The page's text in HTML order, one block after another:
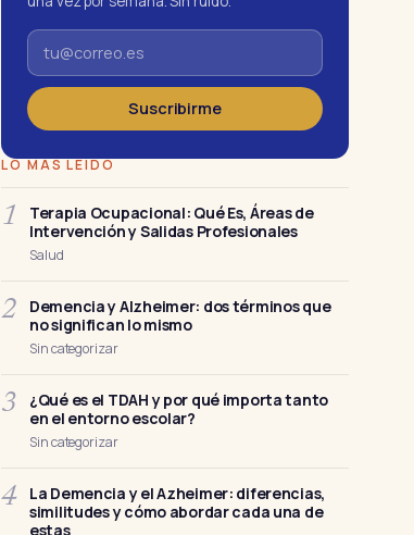
Suscribirme
LO MÁS LEÍDO
1
Terapia Ocupacional: Qué Es, Áreas de
Intervención y Salidas Profesionales
Salud
2
Demencia y Alzheimer: dos términos que
no significan lo mismo
Sin categorizar
3
¿Qué es el TDAH y por qué importa tanto
en el entorno escolar?
Sin categorizar
4
La Demencia y el Azheimer: diferencias,
similitudes y cómo abordar cada una de
estas